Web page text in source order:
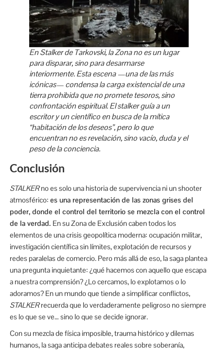
EnStalkerde Tarkovski, la Zona no es un lugar
para disparar, sino para desarmarse
interiormente. Esta escena —una de las más
icónicas— condensa la carga existencial de una
tierra prohibida que no promete tesoros, sino
confrontación espiritual. El stalker guía a un
escritor y un científico en busca de la mítica
“habitación de los deseos”, pero lo que
encuentran no es revelación, sino vacío, duda y el
peso de la conciencia.
Conclusión
STALKERno es solo una historia de supervivencia ni un shooter
atmosférico: es una representación de las zonas grises del
poder, donde el control del territorio se mezcla con el control
de la verdad. En su Zona de Exclusión caben todos los
elementos de una crisis geopolítica moderna: ocupación militar,
investigación científica sin límites, explotación de recursos y
redes paralelas de comercio. Pero más allá de eso, la saga plantea
una pregunta inquietante: ¿qué hacemos con aquello que escapa
a nuestra comprensión? ¿Lo cercamos, lo explotamos o lo
adoramos? En un mundo que tiende a simplificar conflictos,
STALKERrecuerda que lo verdaderamente peligroso no siempre
es lo que se ve… sino lo que se decide ignorar.
Con su mezcla de física imposible, trauma histórico y dilemas
humanos, la saga anticipa debates reales sobre soberanía,